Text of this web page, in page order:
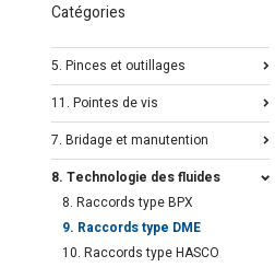
Catégories
5. Pinces et outillages
11. Pointes de vis
7. Bridage et manutention
8. Technologie des fluides
8. Raccords type BPX
9. Raccords type DME
10. Raccords type HASCO